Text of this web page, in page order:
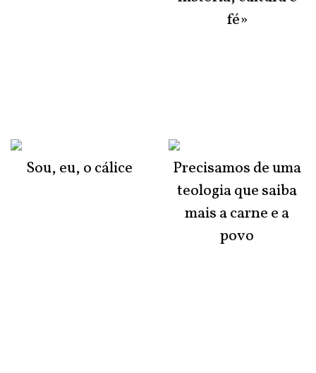
Sou, eu, o cálice
fé»
Precisamos de uma
teologia que saiba
mais a carne e a
povo